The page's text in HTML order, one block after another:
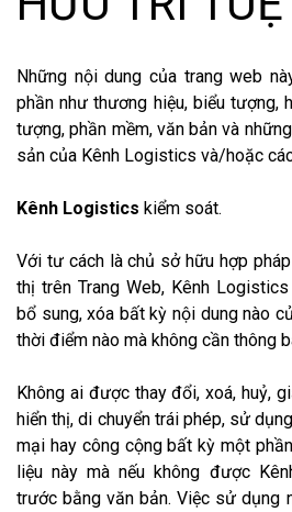
Những nội dung của trang web
phần như thương hiệu, biểu tượng,
tượng, phần mềm, văn bản và
sản của Kênh Logistics và/hoặc
Kênh Logistics kiểm soát.
Với tư cách là chủ sở hữu hợp
thị trên Trang Web, Kênh
bổ sung, xóa bất kỳ nội dung nào
thời điểm nào mà không cần thông
Không ai được thay đổi, xoá, huỷ,
hiển thị, di chuyển trái phép, sử
mại hay công cộng bất kỳ một
liệu này mà nếu không được
trước bằng văn bản. Việc sử dụng